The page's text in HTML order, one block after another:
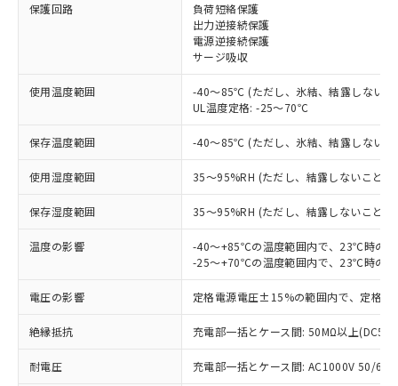
保護回路
負荷短絡保護
出力逆接続保護
電源逆接続保護
サージ吸収
使用温度範囲
-40～85℃ (ただし、氷結、結露しないこ
UL温度定格: -25～70℃
保存温度範囲 -40～85℃ (ただし、氷結、結露しないこ
使用湿度範囲 35～95%RH (ただし、結露しないこと)
保存湿度範囲 35～95%RH (ただし、結露しないこと)
温度の影響
-40～+85℃の温度範囲内で、23℃時の
-25～+70℃の温度範囲内で、23℃時の
電圧の影響 定格電源電圧±15%の範囲内で、定格
絶縁抵抗 充電部一括とケース間: 50MΩ以上
耐電圧 充電部一括とケース間: AC1000V 50/
ご利用条件
以下の条件をお読みいただき、同意のうえ
ご利用ください。
本サービスは、当社制御機器事業取扱
商品の当社在庫状況および標準価格
(税抜)を提供させていただくもので
当社制御機器事業取扱商品の中には、
本サービスの対象外となる商品もある
ことをご了承ください。
在庫状況および標準価格照会結果は、
※1 対応状況
対応済み：EU RoHS指令（10物質）の
非含有に対応した製品が提供可能な商品で
す。
対応予定：EU RoHS指令（10物質）の非含
有に対応した製品に切り替える予定のある
商品です。
対応予定なし：EU RoHS指令（10物質）の
非含有に非対応の商品で、対応品を出す予
定はありません。
調査・確認中：EU RoHS指令（10物質）の
非含有の対応状況を調査中または確認中の
非該当品：ライセンス料など無形物で、有
害物質有無と関係のない商品です。
いたものが、含有品と判明した場合などや
むを得ず変更することがあります。
※1 中国RoHS○×表
「○」：最大均質材料含有率が中国RoHSの
基準値以下であることを示します。
「×」：最大均質材料含有率が中国RoHSの
基準値を超えていることを示します。
為替および外国貿易法に定める商品
（以下｢規制貨物等」という）を輸出